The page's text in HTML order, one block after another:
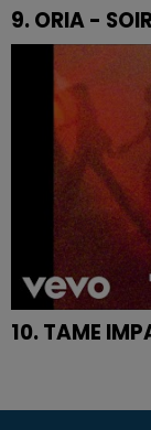
9. ORIA -
10. TAME